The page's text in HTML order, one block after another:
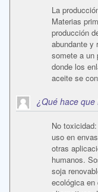
La
Materias
producción
abundante y
somete a un
donde los
aceite se
¿Qué hace
No
uso en
otras
humanos.
soja
ecológica en